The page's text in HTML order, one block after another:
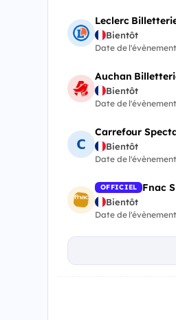
Leclerc
Bientôt
Date de l'évènement
Auchan
Bientôt
Date de l'évènement
Carrefour
Bientôt
Date de l'évènement
OFFICIEL Fnac
Bientôt
Date de l'évènement